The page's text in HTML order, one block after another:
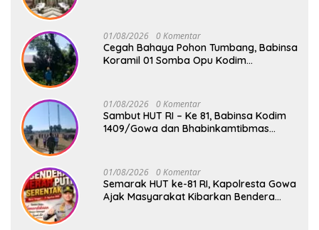
01/08/2026 0 Komentar
Cegah Bahaya Pohon Tumbang, Babinsa
Koramil 01 Somba Opu Kodim
Baddo
01/08/2026 0 Komentar
Sambut HUT RI – Ke 81, Babinsa Kodim
1409/Gowa dan Bhabinkamtibmas
01/08/2026 0 Komentar
Semarak HUT ke-81 RI, Kapolresta Gowa
Ajak Masyarakat Kibarkan Bendera